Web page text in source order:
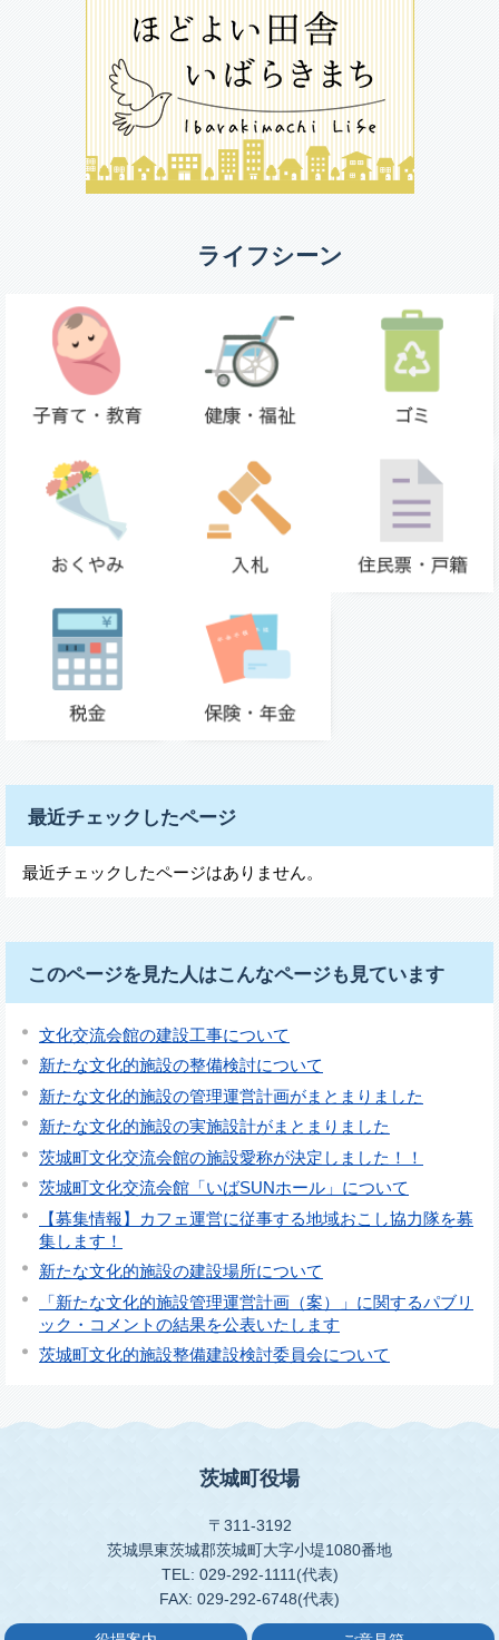
ライフシーン
最近チェックしたページ
最近チェックしたページはありません。
このページを見た人はこんなページも見ています
文化交流会館の建設工事について
新たな文化的施設の整備検討について
新たな文化的施設の管理運営計画がまとまりました
新たな文化的施設の実施設計がまとまりました
茨城町文化交流会館の施設愛称が決定しました！！
茨城町文化交流会館「いばSUNホール」について
【募集情報】カフェ運営に従事する地域おこし協力隊を募
集します！
新たな文化的施設の建設場所について
「新たな文化的施設管理運営計画（案）」に関するパブリ
ック・コメントの結果を公表いたします
茨城町文化的施設整備建設検討委員会について
茨城町役場
〒311-3192
茨城県東茨城郡茨城町大字小堤1080番地
TEL: 029-292-1111(代表)
FAX: 029-292-6748(代表)